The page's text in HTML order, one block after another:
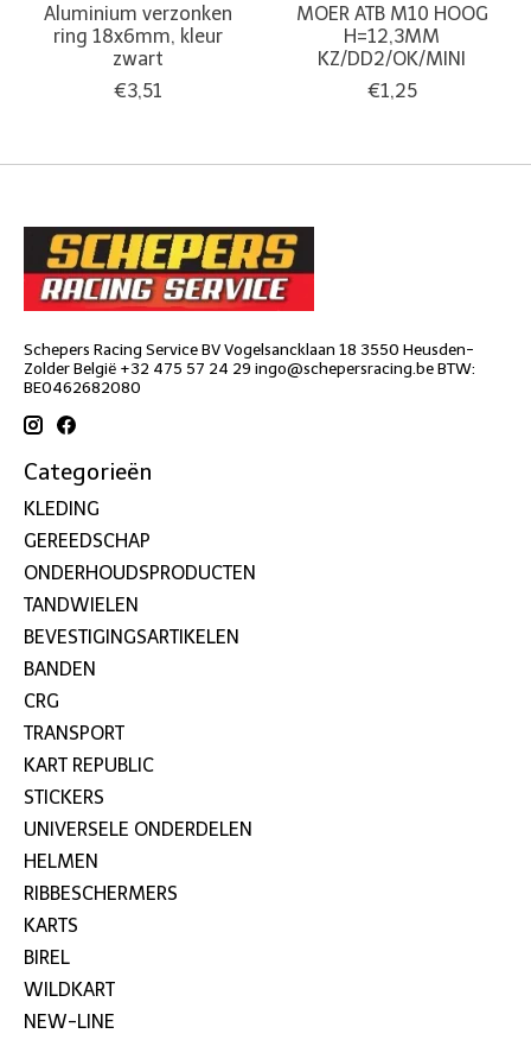
Aluminium verzonken
ring 18x6mm, kleur
zwart
€3,51
MOER ATB M10 HOOG
H=12,3MM
KZ/DD2/OK/MINI
€1,25
Schepers Racing Service BV Vogelsancklaan 18 3550 Heusden-
Zolder België +32 475 57 24 29 ingo@schepersracing.beBTW:
BE0462682080
Categorieën
KLEDING
GEREEDSCHAP
ONDERHOUDSPRODUCTEN
TANDWIELEN
BEVESTIGINGSARTIKELEN
BANDEN
CRG
TRANSPORT
KART REPUBLIC
STICKERS
UNIVERSELE ONDERDELEN
HELMEN
RIBBESCHERMERS
KARTS
BIREL
WILDKART
NEW-LINE